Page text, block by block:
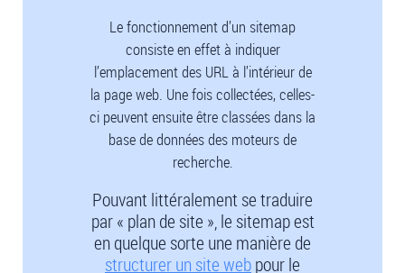
Le fonctionnement d’un sitemap
consiste en effet à indiquer
l’emplacement des URL à l’intérieur de
la page web. Une fois collectées, celles-
ci peuvent ensuite être classées dans la
base de données des moteurs de
recherche.
Pouvant littéralement se traduire
par « plan de site », le sitemap est
en quelque sorte une manière de
structurer un site webpour le